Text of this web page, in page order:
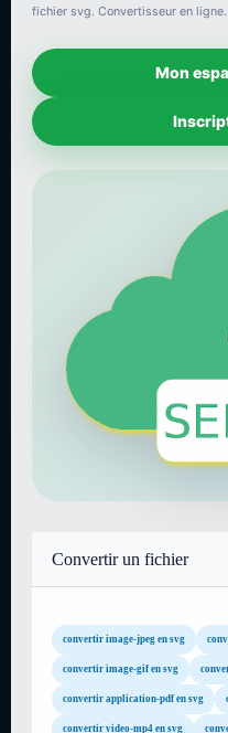
fichier svg. Convertisseur en
Mon
Convertir un fichier
convertir image-jpeg en svg
convertir image-gif en svg
convertir application-pdf en svg
convertir video-mp4 en svg